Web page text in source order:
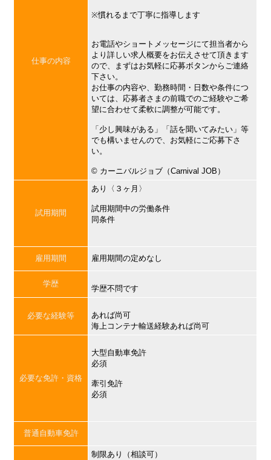
仕事の内容
※慣れるまで丁寧に指導します
お電話やショートメッセージにて担当者から
より詳しい求人概要をお伝えさせて頂きます
ので、まずはお気軽に応募ボタンからご連絡
下さい。
お仕事の内容や、勤務時間・日数や条件につ
いては、応募者さまの前職でのご経験やご希
望に合わせて柔軟に調整が可能です。
「少し興味がある」「話を聞いてみたい」等
でも構いませんので、お気軽にご応募下さ
い。
©︎ カーニバルジョブ（Carnival JOB）
試用期間
あり〈３ヶ月〉
試用期間中の労働条件
同条件
雇用期間 雇用期間の定めなし
学歴
学歴不問です
必要な経験等
あれば尚可
海上コンテナ輸送経験あれば尚可
必要な免許・資格
大型自動車免許
必須
牽引免許
必須
普通自動車免許
制限あり（相談可）